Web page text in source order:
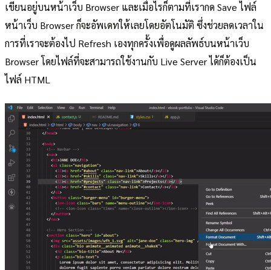
เขียนอยู่บนหน้าเว็บ Browser และเมื่อไรก็ตามที่เรากด Save ไฟล์
หน้าเว็บ Browser ก็จะอัพเดทให้เลยโดยอัตโนมัติ ซึ่งช่วยลดเวลาใน
การที่เราจะต้องไป Refresh เองทุกครั้งเพื่อดูผลลัพธ์บนหน้าเว็บ
Browser โดยไฟล์ที่จะสามารถใช้งานกับ Live Server ได้ก็ต้องเป็น
ไฟล์ HTML